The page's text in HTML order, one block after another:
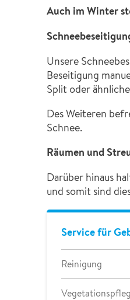
Auch im Winter
Unsere
Beseitigung
Split oder
Des Weiteren
Schnee.
Räumen und
Darüber hinaus
und somit sind
Service für
Reinigung